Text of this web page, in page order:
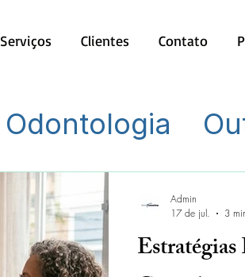
Serviços Clientes Contato
Odontologia
Admin
17 de jul.
3